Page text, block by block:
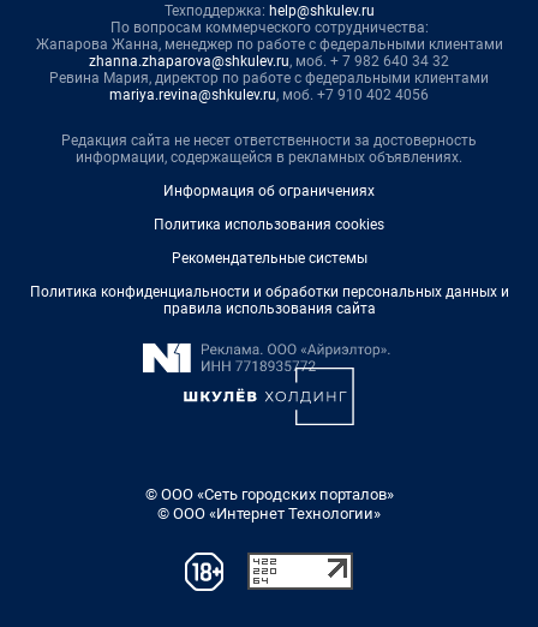
Техподдержка: help@shkulev.ru
По вопросам коммерческого сотрудничества:
Жапарова Жанна, менеджер по работе с федеральными клиентами
zhanna.zhaparova@shkulev.ru, моб. + 7 982 640 34 32
Ревина Мария, директор по работе с федеральными клиентами
mariya.revina@shkulev.ru, моб. +7 910 402 4056
Редакция сайта не несет ответственности за достоверность
информации, содержащейся в рекламных объявлениях.
Информация об ограничениях
Политика использования cookies
Рекомендательные системы
Политика конфиденциальности и обработки персональных данных и
правила использования сайта
© ООО «Сеть городских порталов»
© ООО «Интернет Технологии»